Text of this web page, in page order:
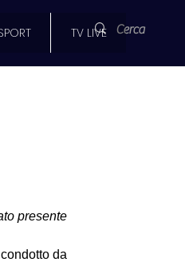
TV LIVE
presente